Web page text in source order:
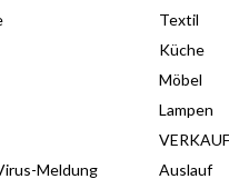
Meldung
Textil
Küche
Möbel
Lampen
VERKAUF
Auslauf